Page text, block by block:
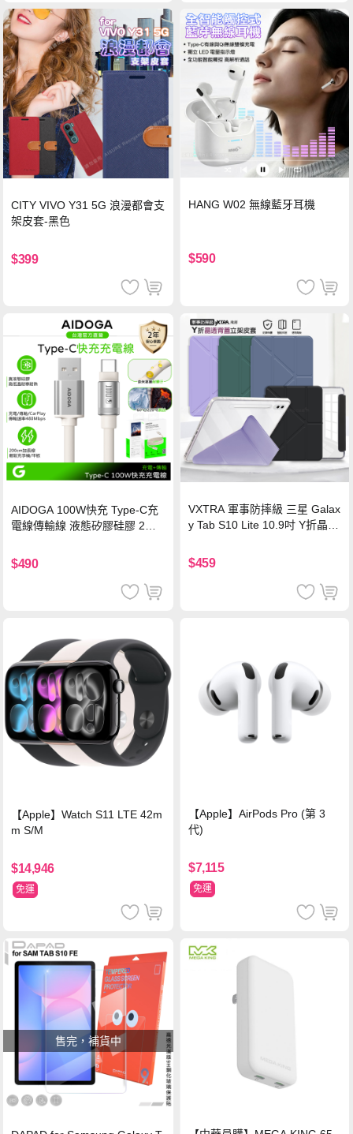
CITY VIVO Y31 5G 浪漫都會支
架皮套-黑色
$399
HANG W02 無線藍牙耳機
$590
AIDOGA 100W快充 Type-C充
電線傳輸線 液態矽膠硅膠 2M
$490
VXTRA 軍事防摔級 三星 Galax
y Tab S10 Lite 10.9吋 Y折晶透
$459
【Apple】Watch S11 LTE 42m
m S/M
$14,946
免運
【Apple】AirPods Pro (第 3
代)
$7,115
免運
售完，補貨中